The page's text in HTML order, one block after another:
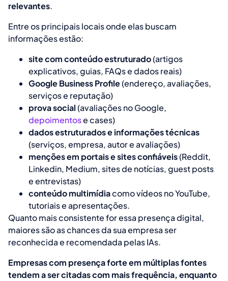
relevantes.
Entre os principais locais onde elas buscam
informações estão:
site com conteúdo estruturado(artigos
explicativos, guias, FAQs e dados reais)
Google Business Profile(endereço, avaliações,
serviços e reputação)
prova social(avaliações no Google,
depoimentose cases)
dados estruturados e informações técnicas
(serviços, empresa, autor e avaliações)
menções em portais e sites confiáveis(Reddit,
Linkedin, Medium, sites de notícias, guest posts
e entrevistas)
conteúdo multimídiacomo vídeos no YouTube,
tutoriais e apresentações.
Quanto mais consistente for essa presença digital,
maiores são as chances da sua empresa ser
reconhecida e recomendada pelas IAs.
Empresas com presença forte em múltiplas fontes
tendem a ser citadas com mais frequência, enquanto